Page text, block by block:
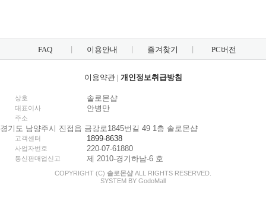
FAQ 이용안내 즐겨찾기 PC버전
이용약관| 개인정보취급방침
상호 솔로몬샵
대표이사 안병만
주소
경기도 남양주시 진접읍 금강로1845번길 49 1층 솔로몬샵
고객센터 1899-8638
사업자번호 220-07-61880
통신판매업신고 제 2010-경기하남-6 호
COPYRIGHT (C) 솔로몬샵 ALL RIGHTS RESERVED.
SYSTEM BY GodoMall